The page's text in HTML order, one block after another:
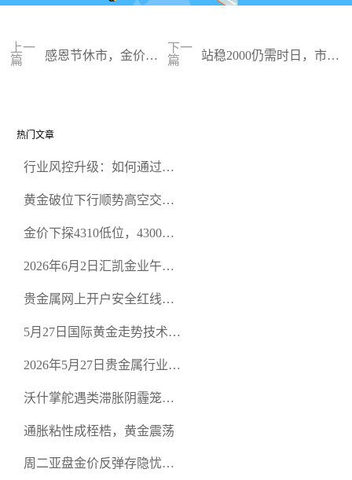
上一
篇
感恩节休市，金价依
下一
篇
站稳2000仍需时日，市场
热门文章
行业风控升级：如何通过正
规黄金开户交易平台？
黄金破位下行顺势高空交易
金价下探4310低位，4300关
2026年6月2日汇凯金业午盘
空头清算算法如何布防？
贵金属网上开户安全红线：
恶意洗盘陷阱
5月27日国际黄金走势技术盘
规黄金平台全方位行情解析
2026年5月27日贵金属行业新
正规贵金属开户平台迎开户
热潮
沃什掌舵遇类滞胀阴霾笼
通胀粘性成桎梏，黄金震荡
周二亚盘金价反弹存隐忧，